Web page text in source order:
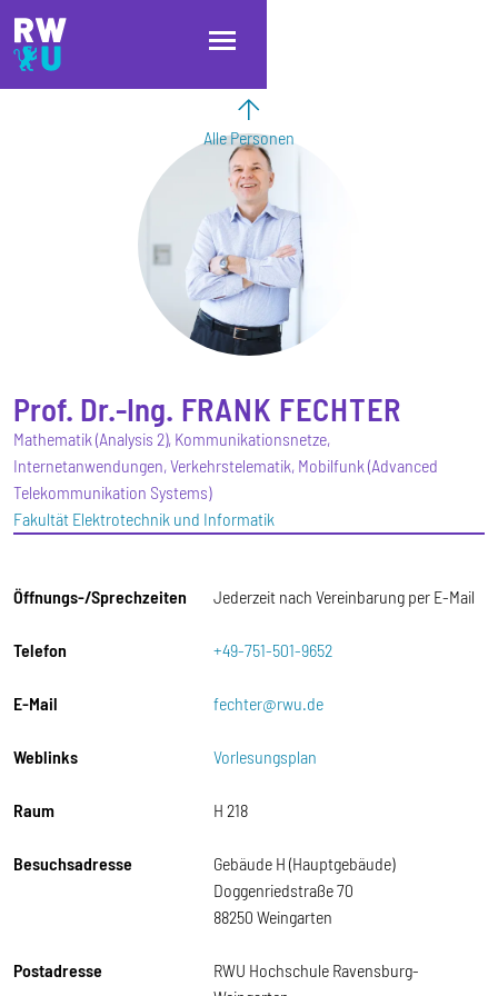
Direkt zum Inhalt
Direkt zur Hauptnavigation
Direkt zum Fußbereich
Alle Personen
Prof. Dr.-Ing. FRANK FECHTER
Mathematik (Analysis 2), Kommunikationsnetze,
Internetanwendungen, Verkehrstelematik, Mobilfunk (Advanced
Telekommunikation Systems)
Fakultät Elektrotechnik und Informatik
Öffnungs-/Sprechzeiten Jederzeit nach Vereinbarung per E-Mail
Telefon +49-751-501-9652
E-Mail fechter@rwu.de
Weblinks Vorlesungsplan
Raum H 218
Besuchsadresse
Gebäude H (Hauptgebäude)
Doggenriedstraße 70
88250 Weingarten
Postadresse
RWU Hochschule Ravensburg-